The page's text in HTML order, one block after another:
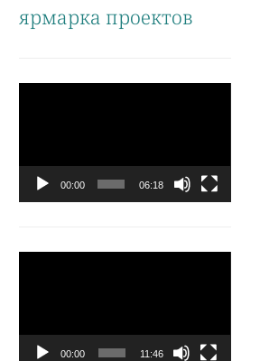
ярмарка проектов
00:00 06:18
00:00 11:46